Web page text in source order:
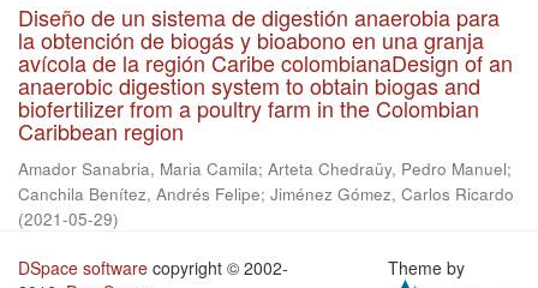
Diseño de un sistema de digestión anaerobia para
la obtención de biogás y bioabono en una granja
avícola de la región Caribe colombianaDesign of an
anaerobic digestion system to obtain biogas and
biofertilizer from a poultry farm in the Colombian
Caribbean region
Amador Sanabria, Maria Camila; Arteta Chedraüy, Pedro Manuel;
Canchila Benítez, Andrés Felipe; Jiménez Gómez, Carlos Ricardo
(2021-05-29)
DSpace software copyright © 2002-
Theme by